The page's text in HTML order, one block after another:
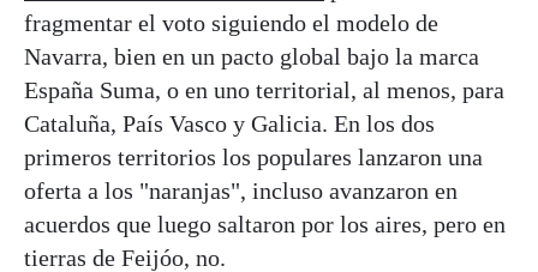
fragmentar el voto siguiendo el modelo de
Navarra, bien en un pacto global bajo la marca
España Suma, o en uno territorial, al menos, para
Cataluña, País Vasco y Galicia. En los dos
primeros territorios los populares lanzaron una
oferta a los "naranjas", incluso avanzaron en
acuerdos que luego saltaron por los aires, pero en
tierras de Feijóo, no.